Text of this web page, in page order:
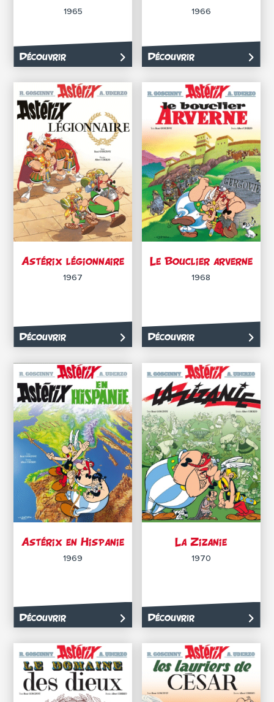
1965
Découvrir
1966
Découvrir
Astérix légionnaire
1967
Découvrir
Le Bouclier arverne
1968
Découvrir
Astérix en Hispanie
1969
Découvrir
La Zizanie
1970
Découvrir